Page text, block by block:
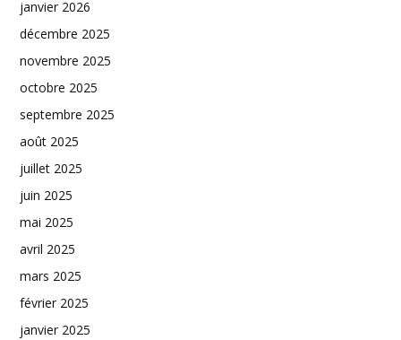
janvier 2026
décembre 2025
novembre 2025
octobre 2025
septembre 2025
août 2025
juillet 2025
juin 2025
mai 2025
avril 2025
mars 2025
février 2025
janvier 2025